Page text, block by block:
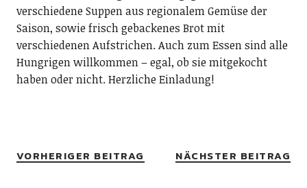
verschiedene Suppen aus regionalem Gemüse der
Saison, sowie frisch gebackenes Brot mit
verschiedenen Aufstrichen. Auch zum Essen sind alle
Hungrigen willkommen – egal, ob sie mitgekocht
haben oder nicht. Herzliche Einladung!
VORHERIGER BEITRAG NÄCHSTER BEITRAG